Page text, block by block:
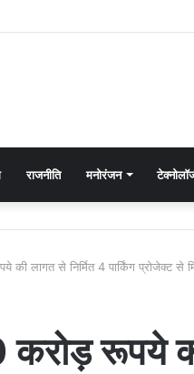
राजनीति मनोरंजन
लागत से निर्मित 4 पार्किंग प्रोजेक्ट से
करोड़ रूपये